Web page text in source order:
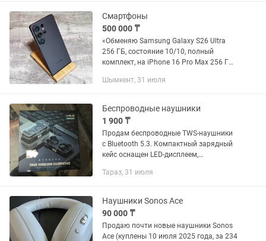
Смартфоны
500 000 ₸
«Обменяю Samsung Galaxy S26 Ultra
256 ГБ, состояние 10/10, полный
комплект, на iPhone 16 Pro Max 256 ГБ
Шымкент, 31 июля
Беспроводные наушники
1 900 ₸
Продам беспроводные TWS-наушники
с Bluetooth 5.3. Компактный зарядный
кейс оснащен LED-дисплеем,
Наушники быстро подключаются к
стабильное...
Тараз, 31 июля
Наушники Sonos Ace
90 000 ₸
Продаю почти новые наушники Sonos
Ace (куплены 10 июля 2025 года, за 234